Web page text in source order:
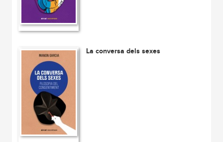
La conversa dels sexes